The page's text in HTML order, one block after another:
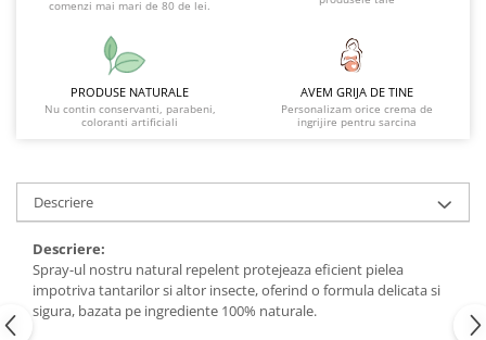
comenzi mai mari de 80 de lei.
PRODUSE NATURALE
Nu contin conservanti, parabeni,
coloranti artificiali
AVEM GRIJA DE TINE
Personalizam orice crema de
ingrijire pentru sarcina
Descriere
Descriere:
Spray-ul nostru natural repelent protejeaza eficient pielea
impotriva tantarilor si altor insecte, oferind o formula delicata si
sigura, bazata pe ingrediente 100% naturale.